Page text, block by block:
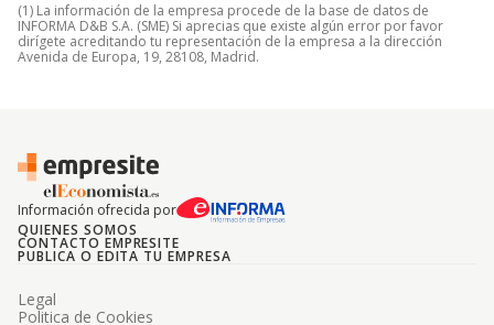
(1) La información de la empresa procede de la base de datos de
INFORMA D&B S.A. (SME) Si aprecias que existe algún error por favor
dirígete acreditando tu representación de la empresa a la dirección
Avenida de Europa, 19, 28108, Madrid.
Información ofrecida por
QUIENES SOMOS
CONTACTO EMPRESITE
PUBLICA O EDITA TU EMPRESA
Legal
Politica de Cookies